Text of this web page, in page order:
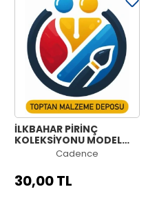
İLKBAHAR PİRİNÇ
KOLEKSİYONU MODEL
Cadence
30,00 TL